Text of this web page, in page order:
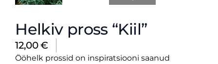
Helkiv pross “Kiil”
12,00€
Ööhelk prossid on inspiratsiooni saanud